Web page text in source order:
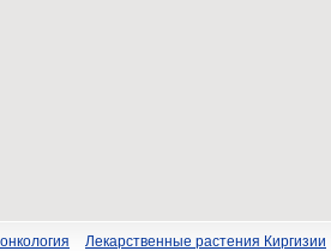
Лекарственные растения Киргизии